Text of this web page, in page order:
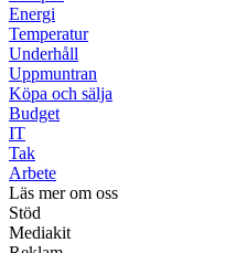
Energi
Temperatur
Underhåll
Uppmuntran
Köpa och sälja
Budget
IT
Tak
Arbete
Läs mer om oss
Stöd
Mediakit